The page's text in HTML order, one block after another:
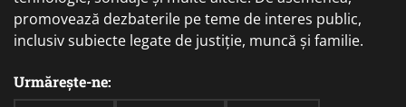
promovează dezbaterile pe teme de interes public,
inclusiv subiecte legate de justiție, muncă și familie.
Urmărește-ne: